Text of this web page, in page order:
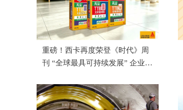
重磅！西卡再度荣登《时代》周
刊 “全球最具可持续发展” 企业榜